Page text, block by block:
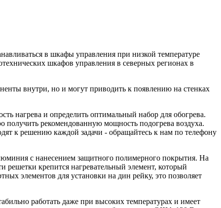
в шкафы управления при низкой температуре
шкафов управления в северных регионах в
внутри, но и могут приводить к появлению на стенках
нагрева и определить оптимальный набор для обогрева.
рекомендованную мощность подогрева воздуха.
к решению каждой задачи - обращайтесь к нам по телефону
с нанесением защитного полимерного покрытия. На
решетки крепится нагревательный элемент, который
элементов для установки на дин рейку, это позволяет
работать даже при высоких температурах и имеет